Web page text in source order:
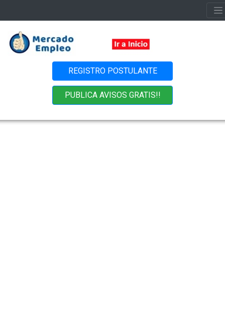
REGISTRO POSTULANTE
PUBLICA AVISOS GRATIS!!